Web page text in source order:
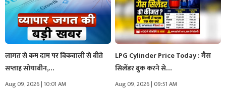
लागत से कम दाम पर बिकवाली से बीते
सप्ताह सोयाबीन,…
Aug 09, 2026 | 10:01 AM
LPG Cylinder Price Today : गैस
सिलेंडर बुक करने से…
Aug 09, 2026 | 09:51 AM